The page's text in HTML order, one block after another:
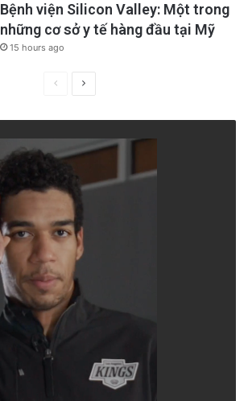
Bệnh viện Silicon Valley: Một trong
những cơ sở y tế hàng đầu tại Mỹ
15 hours ago
PreviousNext